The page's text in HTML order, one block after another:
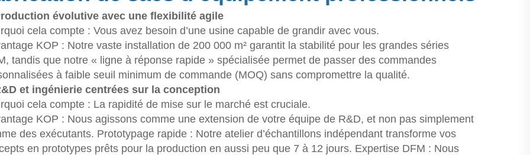
évolutive avec une flexibilité agile
cela compte : Vous avez besoin d’une usine capable de grandir avec vous.
KOP : Notre vaste installation de 200 000 m² garantit la stabilité pour les grandes séries
tandis que notre « ligne à réponse rapide » spécialisée permet de passer des commandes
à faible seuil minimum de commande (MOQ) sans compromettre la qualité.
et ingénierie centrées sur la conception
cela compte : La rapidité de mise sur le marché est cruciale.
KOP : Nous agissons comme une extension de votre équipe de R&D, et non pas simplement
des exécutants. Prototypage rapide : Notre atelier d’échantillons indépendant transforme vos
en prototypes prêts pour la production en aussi peu que 7 à 12 jours. Expertise DFM : Nous